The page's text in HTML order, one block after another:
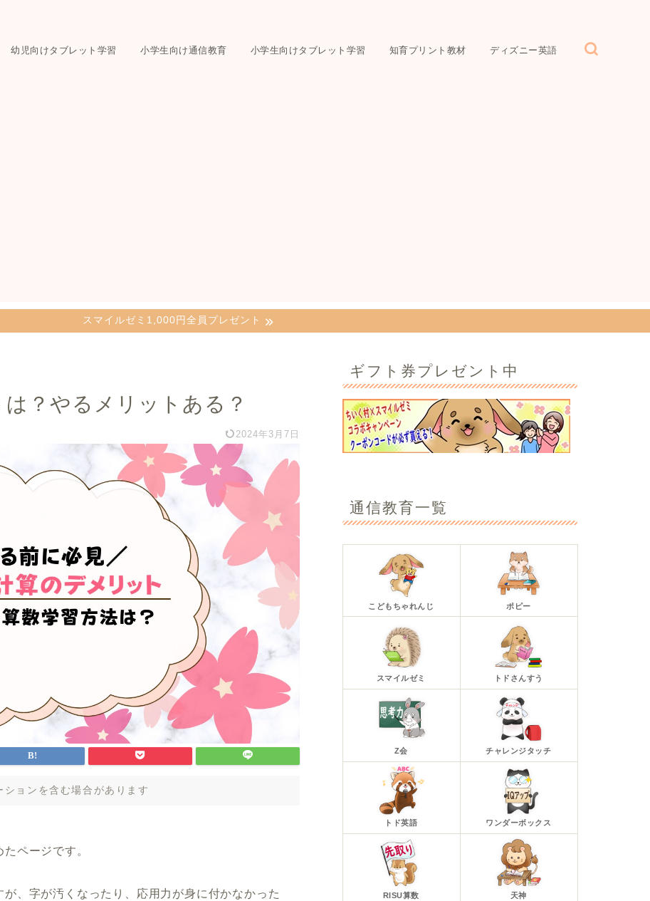
幼児向けタブレット学習 小学生向け通信教育 小学生向けタブレット学習 知育プリント教材 ディズニー英語
スマイルゼミ1,000円全員プレゼント
？やるメリットある？
2024年3月7日
ションを含む場合があります
ページです。
、字が汚くなったり、応用力が身に付かなかった
ギフト券プレゼント中
通信教育一覧
こどもちゃれんじ ポピー
スマイルゼミ トドさんすう
Z会 チャレンジタッチ
トド英語 ワンダーボックス
RISU算数 天神